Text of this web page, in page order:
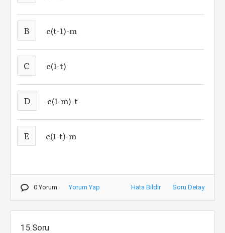
B c(t-1)-m
C c(1-t)
D c(1-m)-t
E c(1-t)-m
0 Yorum Yorum Yap Hata Bildir Soru Detay
15.Soru